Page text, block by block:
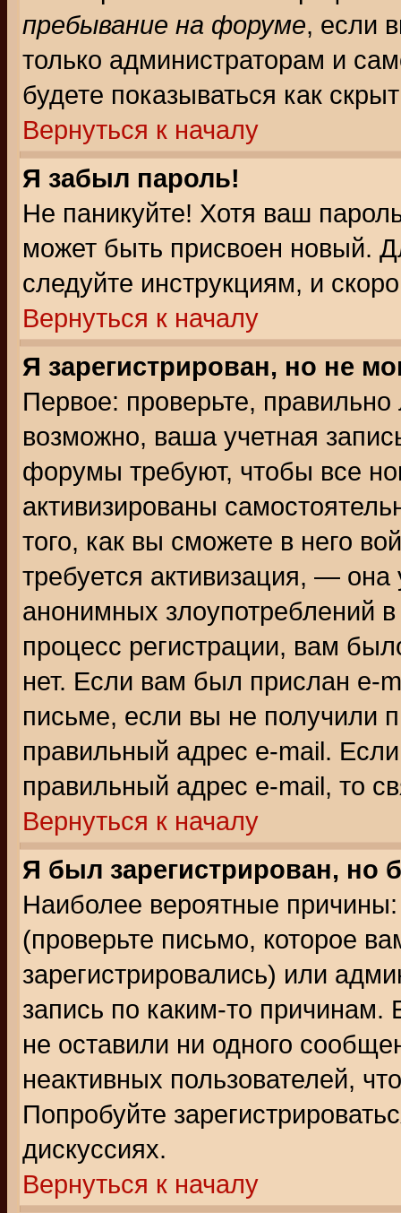
пребывание на форуме, если
только администраторам и
будете показываться как
Вернуться к началу
Я забыл пароль!
Не паникуйте! Хотя ваш
может быть присвоен новый.
следуйте инструкциям, и
Вернуться к началу
Я зарегистрирован, но не
Первое: проверьте,
возможно, ваша учетная
форумы требуют, чтобы все
активизированы
того, как вы сможете в него
требуется активизация, —
анонимных злоупотреблений
процесс регистрации, вам
нет. Если вам был прислан e-
письме, если вы не получили
правильный адрес e-mail.
правильный адрес e-mail, то
Вернуться к началу
Я был зарегистрирован, но
Наиболее вероятные
(проверьте письмо, которое
зарегистрировались) или
запись по каким-то
не оставили ни одного
неактивных пользователей,
Попробуйте
дискуссиях.
Вернуться к началу